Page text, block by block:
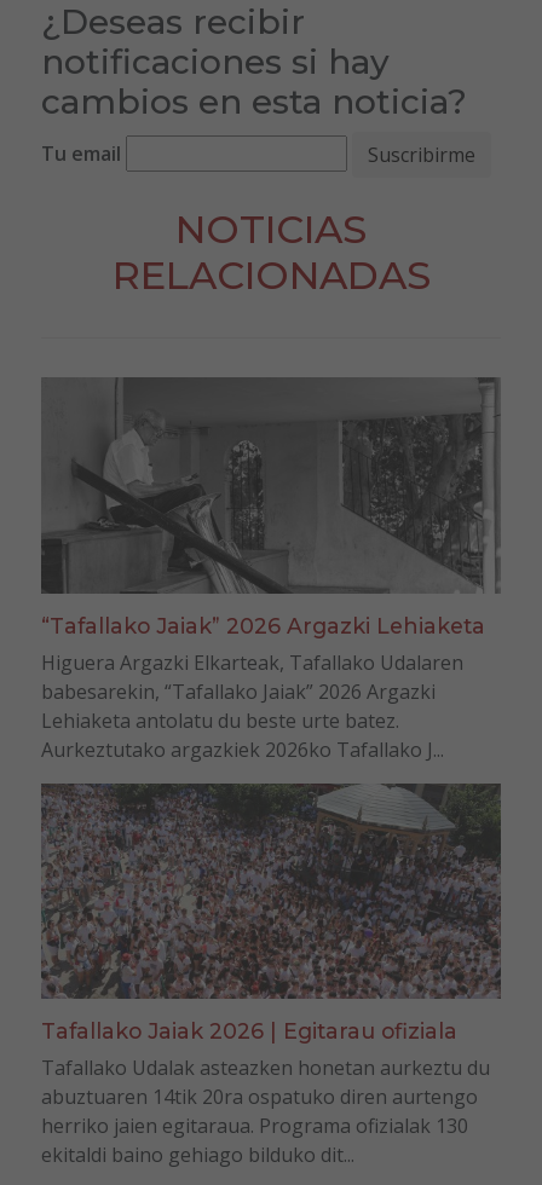
¿Deseas recibir
notificaciones si hay
cambios en esta noticia?
Tu email
NOTICIAS
RELACIONADAS
“Tafallako Jaiak” 2026 Argazki Lehiaketa
Higuera Argazki Elkarteak, Tafallako Udalaren
babesarekin, “Tafallako Jaiak” 2026 Argazki
Lehiaketa antolatu du beste urte batez.
Aurkeztutako argazkiek 2026ko Tafallako J...
Tafallako Jaiak 2026 | Egitarau ofiziala
Tafallako Udalak asteazken honetan aurkeztu du
abuztuaren 14tik 20ra ospatuko diren aurtengo
herriko jaien egitaraua. Programa ofizialak 130
ekitaldi baino gehiago bilduko dit...